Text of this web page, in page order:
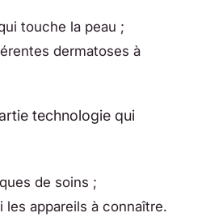
touche la peau ;
dermatoses à
technologie qui
de soins ;
les appareils à connaître.